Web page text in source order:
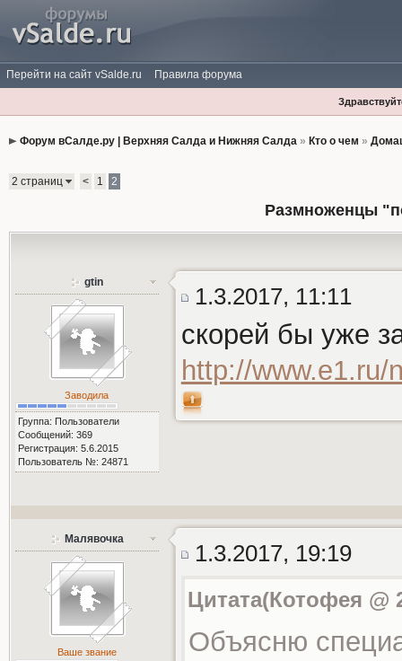
Перейти на сайт vSalde.ru Правила форума
Форум вСалде.ру | Верхняя Салда и Нижняя Салда» Кто о чем »
2 страниц < 1 2
Размноженцы
gtin
Заводила
Группа: Пользователи
Сообщений: 369
Регистрация: 5.6.2015
Пользователь №: 24871
1.3.2017, 11:11
скорей бы уже
http://www.e1.ru/
Малявочка
Ваше звание
1.3.2017, 19:19
Цитата(Котофея @
Объясню